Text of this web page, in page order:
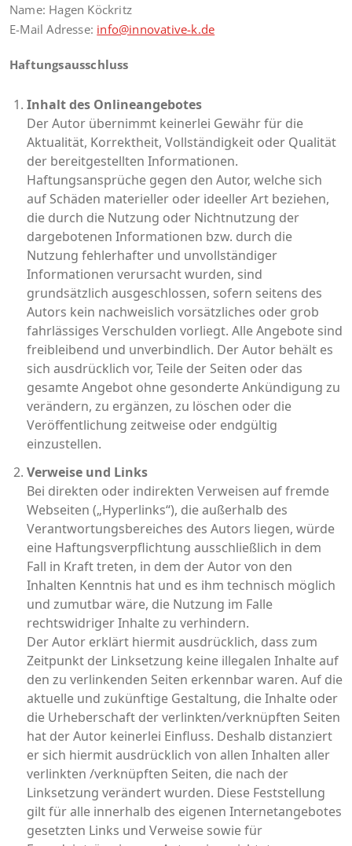
Name: Hagen Köckritz
E-Mail Adresse: info@innovative-k.de
Haftungsausschluss
Inhalt des Onlineangebotes
Der Autor übernimmt keinerlei Gewähr für die
Aktualität, Korrektheit, Vollständigkeit oder Qualität
der bereitgestellten Informationen.
Haftungsansprüche gegen den Autor, welche sich
auf Schäden materieller oder ideeller Art beziehen,
die durch die Nutzung oder Nichtnutzung der
dargebotenen Informationen bzw. durch die
Nutzung fehlerhafter und unvollständiger
Informationen verursacht wurden, sind
grundsätzlich ausgeschlossen, sofern seitens des
Autors kein nachweislich vorsätzliches oder grob
fahrlässiges Verschulden vorliegt. Alle Angebote sind
freibleibend und unverbindlich. Der Autor behält es
sich ausdrücklich vor, Teile der Seiten oder das
gesamte Angebot ohne gesonderte Ankündigung zu
verändern, zu ergänzen, zu löschen oder die
Veröffentlichung zeitweise oder endgültig
einzustellen.
Verweise und Links
Bei direkten oder indirekten Verweisen auf fremde
Webseiten („Hyperlinks“), die außerhalb des
Verantwortungsbereiches des Autors liegen, würde
eine Haftungsverpflichtung ausschließlich in dem
Fall in Kraft treten, in dem der Autor von den
Inhalten Kenntnis hat und es ihm technisch möglich
und zumutbar wäre, die Nutzung im Falle
rechtswidriger Inhalte zu verhindern.
Der Autor erklärt hiermit ausdrücklich, dass zum
Zeitpunkt der Linksetzung keine illegalen Inhalte auf
den zu verlinkenden Seiten erkennbar waren. Auf die
aktuelle und zukünftige Gestaltung, die Inhalte oder
die Urheberschaft der verlinkten/verknüpften Seiten
hat der Autor keinerlei Einfluss. Deshalb distanziert
er sich hiermit ausdrücklich von allen Inhalten aller
verlinkten /verknüpften Seiten, die nach der
Linksetzung verändert wurden. Diese Feststellung
gilt für alle innerhalb des eigenen Internetangebotes
gesetzten Links und Verweise sowie für